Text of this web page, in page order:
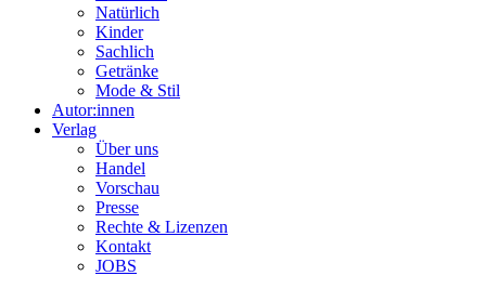
Natürlich
Kinder
Sachlich
Getränke
Mode & Stil
Autor:innen
Verlag
Über uns
Handel
Vorschau
Presse
Rechte & Lizenzen
Kontakt
JOBS